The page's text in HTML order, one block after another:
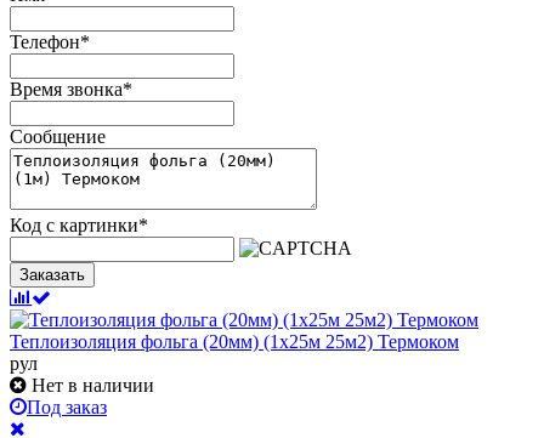
Телефон*
Время звонка*
Сообщение
Код с картинки*
Заказать
Теплоизоляция фольга (20мм) (1х25м 25м2) Термоком
рул
Нет в наличии
Под заказ